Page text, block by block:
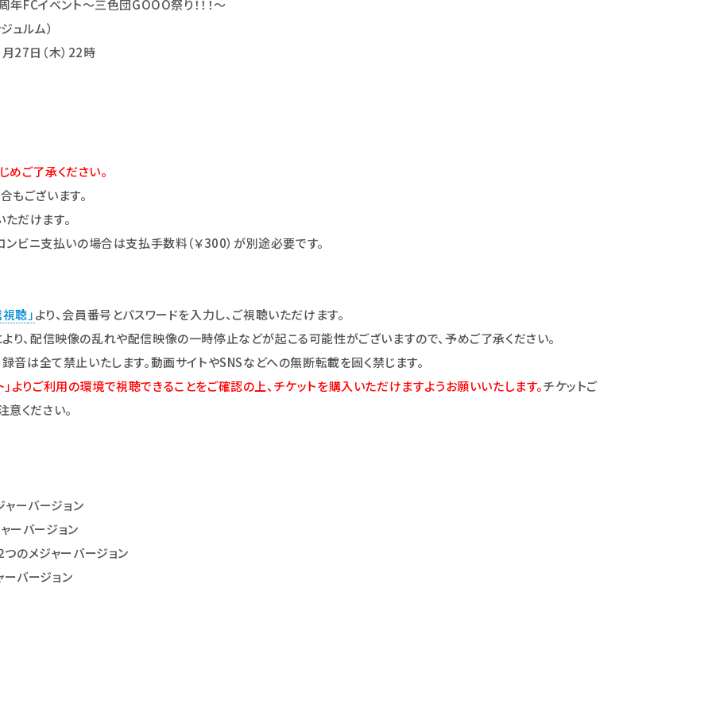
FCイベント～三色団GOOO祭り！！！～
ュルム）
27日（木）22時
ご了承ください。
ございます。
だけます。
ビニ支払いの場合は支払手数料（￥300）が別途必要です。
視聴 」より、会員番号とパスワードを入力し、ご視聴いただけます。
り、配信映像の乱れや配信映像の一時停止などが起こる可能性がございますので、予めご了承ください。
音は全て禁止いたします。動画サイトやSNSなどへの無断転載を固く禁じます。
よりご利用の環境で視聴できることをご確認の上、チケットを購入いただけますようお願いいたします。チケットご
ください。
ーバージョン
ーバージョン
のメジャーバージョン
バージョン